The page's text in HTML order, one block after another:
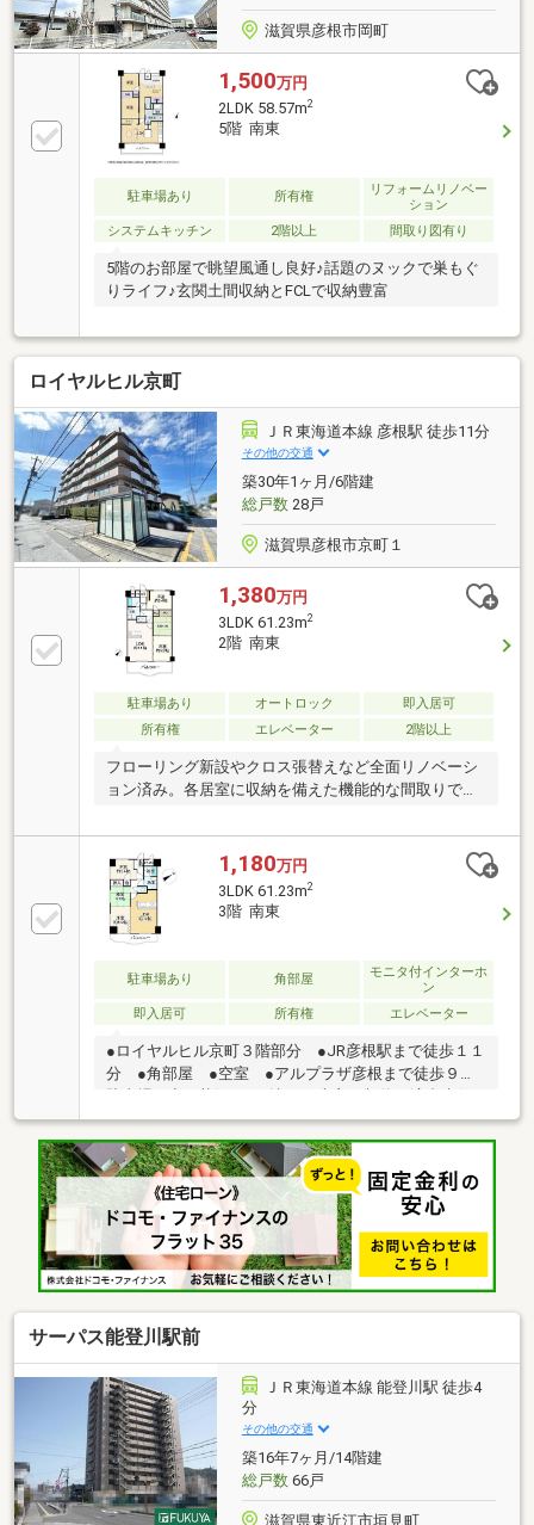
滋賀県彦根市岡町
1,500万円
2LDK 58.57m2
5階 南東
駐車場あり 所有権
リフォームリノベー
ション
システムキッチン
2階以上 間取り図有り
5階のお部屋で眺望風通し良好♪話題のヌックで巣もぐ
りライフ♪玄関土間収納とFCLで収納豊富
ロイヤルヒル京町
ＪＲ東海道本線 彦根駅 徒歩11分
その他の交通
築30年1ヶ月/6階建
総戸数28戸
滋賀県彦根市京町１
1,380万円
3LDK 61.23m2
2階 南東
駐車場あり オートロック
即入居可
所有権
エレベーター 2階以上
フローリング新設やクロス張替えなど全面リノベーシ
ョン済み。各居室に収納を備えた機能的な間取りで
1,180万円
3LDK 61.23m2
3階 南東
駐車場あり 角部屋
モニタ付インターホ
ン
即入居可
所有権 エレベーター
●ロイヤルヒル京町３階部分 ●JR彦根駅まで徒歩１１
分 ●角部屋 ●空室 ●アルプラザ彦根まで徒歩９分■
免責 ■設備：電気、上水道、下水道、側溝、プロパ
ンガス、追焚機能、温水洗浄便座、室内洗濯機置場、
エレベーター、照明器具、管理人室、ガス給湯器、モ
ニタ付インターホン
サーパス能登川駅前
ＪＲ東海道本線 能登川駅 徒歩4
分
その他の交通
築16年7ヶ月/14階建
総戸数66戸
滋賀県東近江市垣見町